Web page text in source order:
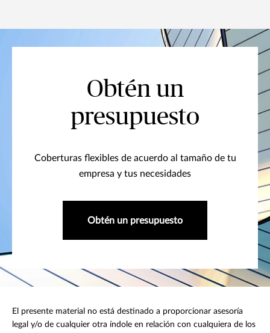
Obtén un
presupuesto
Coberturas flexibles de acuerdo al tamaño de tu
empresa y tus necesidades
Obtén un presupuesto
El presente material no está destinado a proporcionar asesoría
legal y/o de cualquier otra índole en relación con cualquiera de los